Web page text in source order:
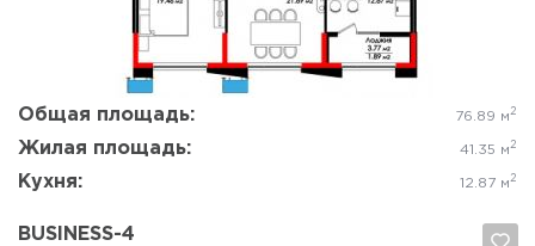
Общая площадь: 76.89 м 2
Жилая площадь: 41.35 м 2
Кухня: 12.87 м 2
BUSINESS-4